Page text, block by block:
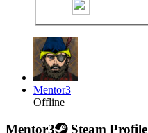
Mentor3
Offline
Mentor3 Steam Profile